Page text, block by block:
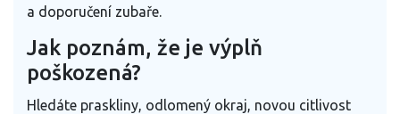
a doporučení zubaře.
Jak poznám, že je výplň
poškozená?
Hledáte praskliny, odlomený okraj, novou citlivost